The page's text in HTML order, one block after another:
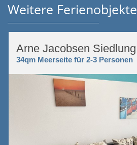
Weitere Ferienobjekte
Arne Jacobsen Siedlung
34qm Meerseite für 2-3 Personen